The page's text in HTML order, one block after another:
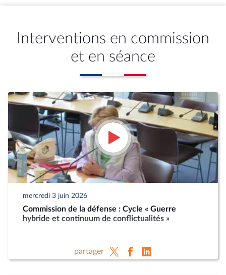
Interventions en commission
et en séance
mercredi 3 juin 2026
Commission de la défense : Cycle « Guerre
hybride et continuum de conflictualités »
partager